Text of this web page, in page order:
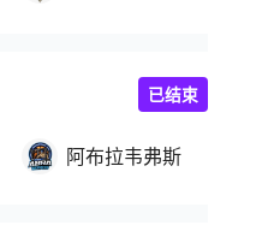
阿布拉韦弗斯
已结束